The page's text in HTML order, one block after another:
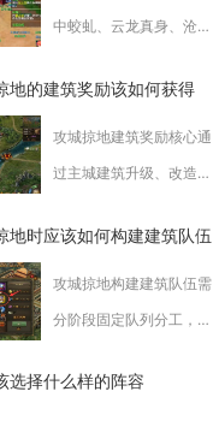
中蛟虬、云龙真身、沧海
地的建筑奖励该如何获得
攻城掠地建筑奖励核心通
过主城建筑升级、改造解
地时应该如何构建建筑队伍
攻城掠地构建建筑队伍需
分阶段固定队列分工，主
选择什么样的阵容